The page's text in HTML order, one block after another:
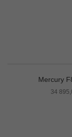
Mercury
34